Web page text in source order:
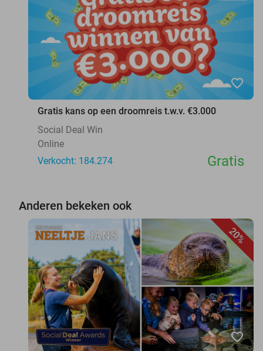
favorite_border
Gratis kans op een droomreis t.w.v. €3.000
Social Deal Win
Online
Verkocht: 184.274
Gratis
Anderen bekeken ook
20%
favorite_border